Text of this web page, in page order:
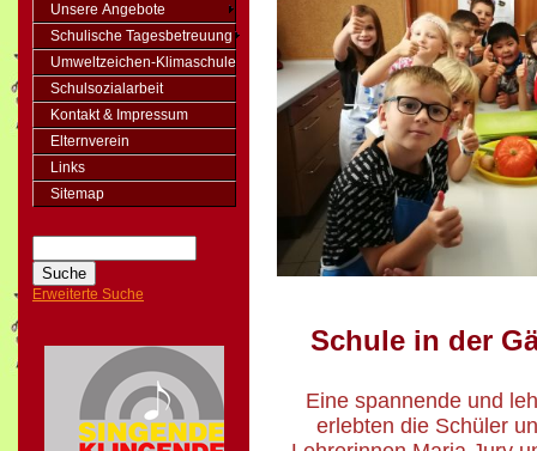
Unsere Angebote
Schulische Tagesbetreuung
Umweltzeichen-Klimaschule
Schulsozialarbeit
Kontakt & Impressum
Elternverein
Links
Sitemap
Erweiterte Suche
Schule in der
Eine spannende und
erlebten die Schüler